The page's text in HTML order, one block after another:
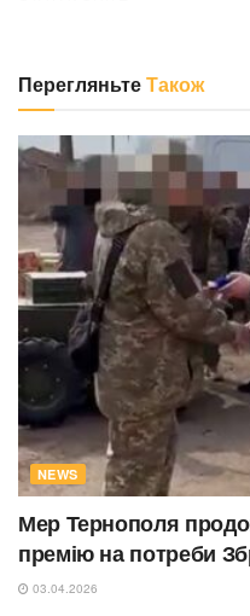
ПерегляньтеТакож
NEWS
Мер Тернополя
премію на потреби
03.04.2026